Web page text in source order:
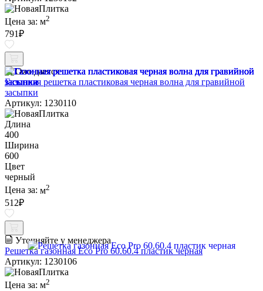
Цена за: м2
791₽
Ожидается
Газонная решетка пластиковая черная волна для гравийной
засыпки
Артикул: 1230110
Длина
400
Ширина
600
Цвет
черный
Цена за: м2
512₽
Уточняйте у менеджера
Решетка газонная Eco Pro 60.60.4 пластик черная
Артикул: 1230106
Цена за: м2